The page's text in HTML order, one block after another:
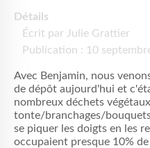
Détails
Écrit par Julie Grattier
Publication : 10
Avec Benjamin, nous
de dépôt aujourd'hui et
nombreux déchets
tonte/branchages/
se piquer les doigts en les
occupaient presque 10%